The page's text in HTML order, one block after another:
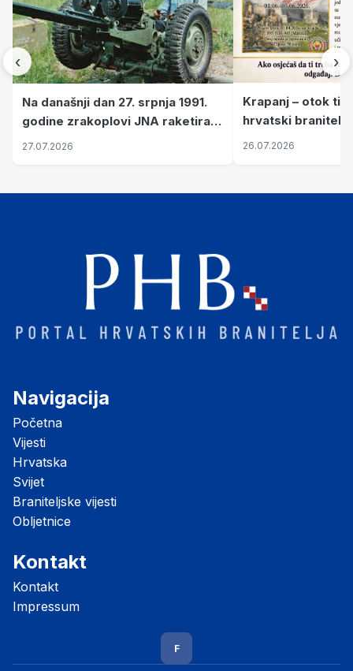
‹
Na današnji dan 27. srpnja 1991.
godine zrakoplovi JNA raketirali
su vojarnu i obučni centar "Nikola
27.07.2026
Krapanj – otok
hrvatski branitelji
pronalaze mir
26.07.2026
›
Navigacija
Početna
Vijesti
Hrvatska
Svijet
Braniteljske vijesti
Obljetnice
Kontakt
Kontakt
Impressum
F